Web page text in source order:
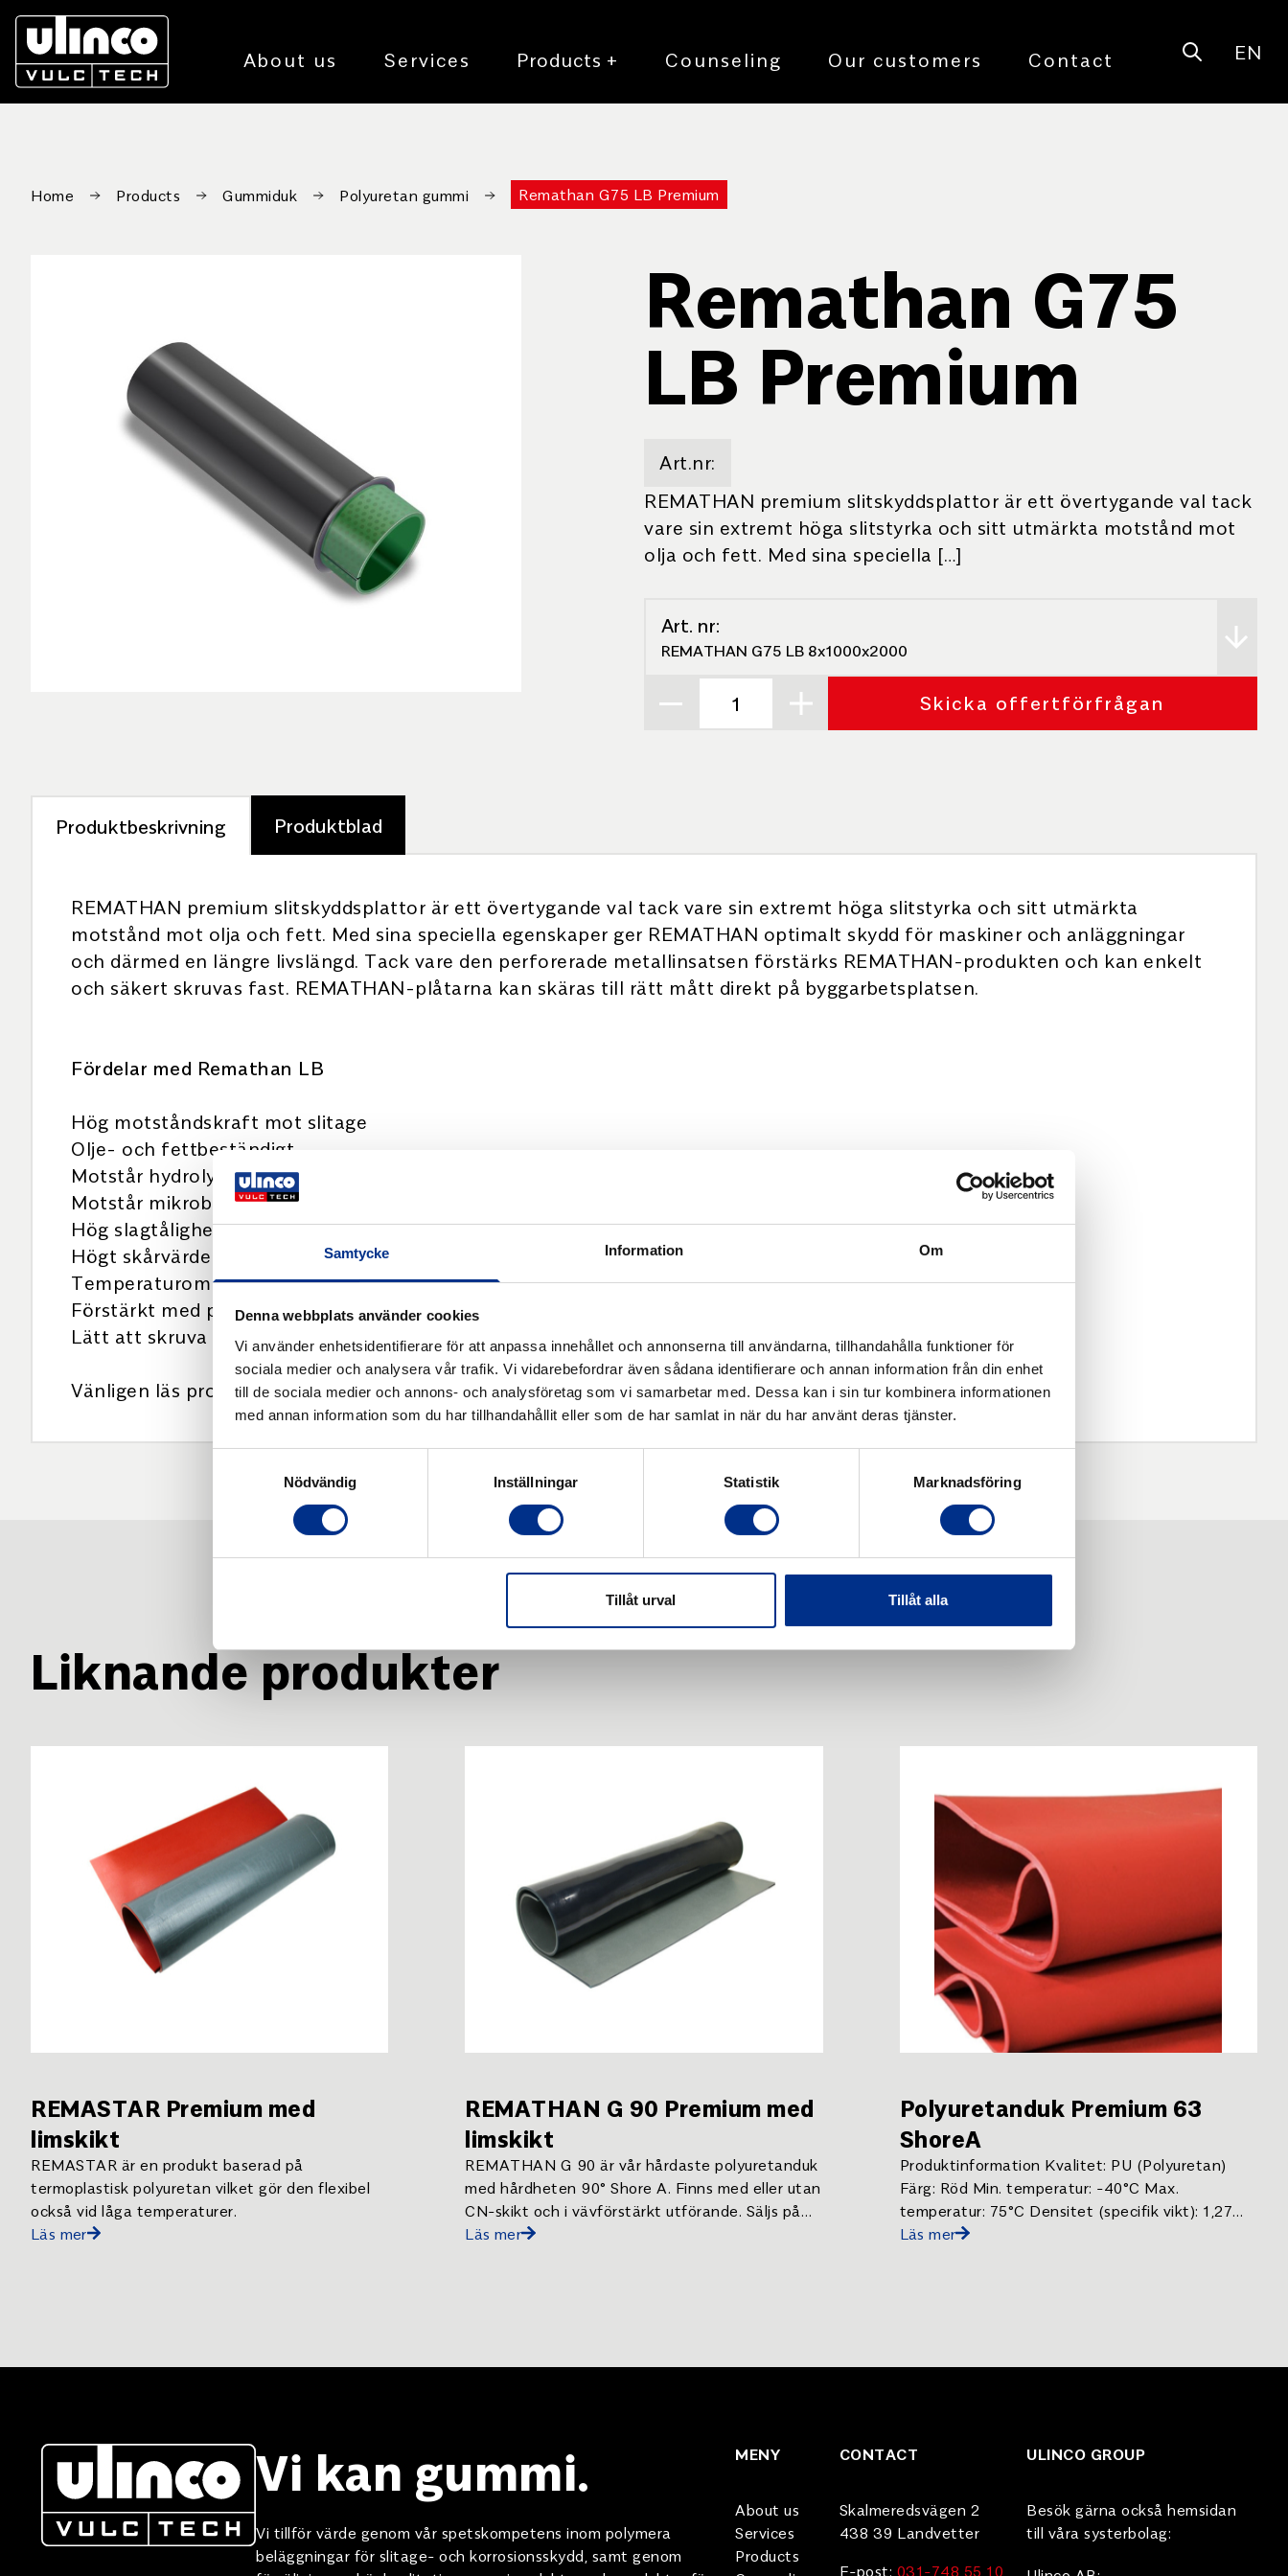
Samtycke Information Om
Denna webbplats använder cookies
Vi använder enhetsidentifierare för att anpassa innehållet och annonserna till användarna, tillhandahålla funktioner för
sociala medier och analysera vår trafik. Vi vidarebefordrar även sådana identifierare och annan information från din enhet
till de sociala medier och annons- och analysföretag som vi samarbetar med. Dessa kan i sin tur kombinera informationen
med annan information som du har tillhandahållit eller som de har samlat in när du har använt deras tjänster.
Nödvändig
Inställningar Statistik Marknadsföring
Tillåt urval Tillåt alla
About us Services Products + Counseling Our customers Contact OpenEN
Home Products Gummiduk Polyuretan gummi Remathan G75 LB Premium
Remathan G75
LB Premium
Art.nr:
REMATHAN premium slitskyddsplattor är ett övertygande val tack
vare sin extremt höga slitstyrka och sitt utmärkta motstånd mot
olja och fett. Med sina speciella […]
Art. nr:
REMATHAN G75 LB 8x1000x2000
Skicka offertförfrågan
Produktbeskrivning Produktblad
REMATHAN premium slitskyddsplattor är ett övertygande val tack vare sin extremt höga slitstyrka och sitt utmärkta
motstånd mot olja och fett. Med sina speciella egenskaper ger REMATHAN optimalt skydd för maskiner och anläggningar
och därmed en längre livslängd. Tack vare den perforerade metallinsatsen förstärks REMATHAN-produkten och kan enkelt
och säkert skruvas fast. REMATHAN-plåtarna kan skäras till rätt mått direkt på byggarbetsplatsen.
Fördelar med Remathan LB
Hög motståndskraft mot slitage
Olje- och fettbeständigt
Motstår hydrolys
Motstår mikrober
Hög slagtålighet och elasticitet
Högt skårvärde
Temperaturområde från -30 °C till +70 °C
Förstärkt med perforerad metallinsats
Lätt att skruva fast
Vänligen läs produktdatabladet som finns under ”Produktblad”.
Liknande produkter
REMASTAR Premium med
limskikt
REMASTAR är en produkt baserad på
termoplastisk polyuretan vilket gör den flexibel
också vid låga temperaturer.
Läs mer
REMATHAN G 90 Premium med
limskikt
REMATHAN G 90 är vår hårdaste polyuretanduk
med hårdheten 90° Shore A. Finns med eller utan
CN-skikt och i vävförstärkt utförande. Säljs på
10-metersrulle eller i tillkapade längder efter ert
Läs mer
Polyuretanduk Premium 63
ShoreA
Produktinformation Kvalitet: PU (Polyuretan)
Färg: Röd Min. temperatur: -40°C Max.
temperatur: 75°C Densitet (specifik vikt): 1,27
g/cm³ Hårdhet: 63 Shore A ± 5 Draghållfasthet:
Läs mer
Vi kan gummi.
Vi tillför värde genom vår spetskompetens inom polymera
beläggningar för slitage- och korrosionsskydd, samt genom
MENY
About us
Services
Products
CONTACT
Skalmeredsvägen 2
438 39 Landvetter
E-post: 031-748 55 10
ULINCO GROUP
Besök gärna också hemsidan
till våra systerbolag: